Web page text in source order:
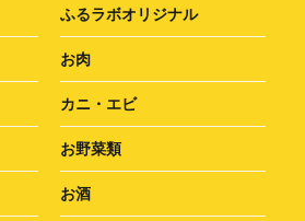
ふるラボオリジナル
お肉
カニ・エビ
お野菜類
お酒